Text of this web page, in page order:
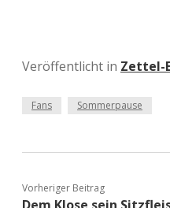
Veröffentlicht in Zettel-
Fans Sommerpause
Vorheriger Beitrag